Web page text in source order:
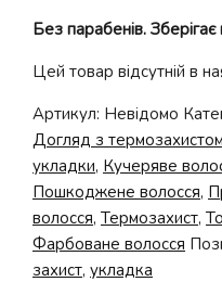
Без парабенів. Зберігає
Цей товар відсутній в
Артикул: Невідомо
Догляд з термозахистом
укладки, Кучеряве
Пошкоджене волосся,
волосся, Термозахист,
Фарбоване волосся
захист, укладка